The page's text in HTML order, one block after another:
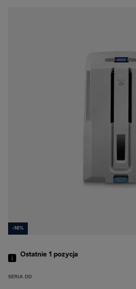
-16%
Ostatnie 1 pozycja
SERIA DD